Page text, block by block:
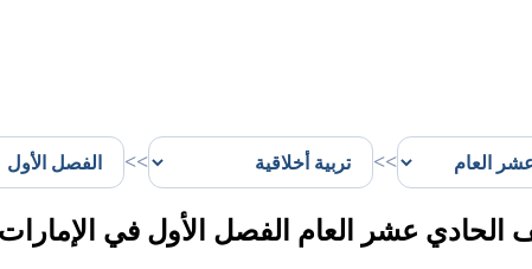
>>
>>
عشر العام الفصل الأول في